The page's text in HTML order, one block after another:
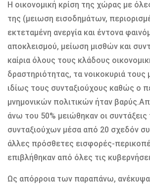
Η οικονομική κρίση της χώρας με
της (μειωση εισοδημάτων,
εκτεταμένη ανεργία και έντονα
αποκλεισμού, μείωση μισθών και
καίρια όλους τους κλάδους
δραστηριότητας, τα νοικοκυριά τους
ιδίως τους συνταξιούχους καθώς ο
μνημονικών πολιτικών ήταν
άνω του 50% μειώθηκαν οι
συνταξιούχων μέσα από 20 σχεδόν
άλλες πρόσθετες εισφορές-
επιβλήθηκαν από όλες τις
Ως απόρροια των παραπάνω,